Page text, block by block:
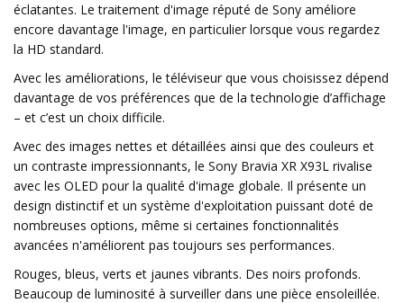
éclatantes. Le traitement d'image réputé de Sony améliore
encore davantage l'image, en particulier lorsque vous regardez
la HD standard.
Avec les améliorations, le téléviseur que vous choisissez dépend
davantage de vos préférences que de la technologie d’affichage
– et c’est un choix difficile.
Avec des images nettes et détaillées ainsi que des couleurs et
un contraste impressionnants, le Sony Bravia XR X93L rivalise
avec les OLED pour la qualité d'image globale. Il présente un
design distinctif et un système d'exploitation puissant doté de
nombreuses options, même si certaines fonctionnalités
avancées n'améliorent pas toujours ses performances.
Rouges, bleus, verts et jaunes vibrants. Des noirs profonds.
Beaucoup de luminosité à surveiller dans une pièce ensoleillée.